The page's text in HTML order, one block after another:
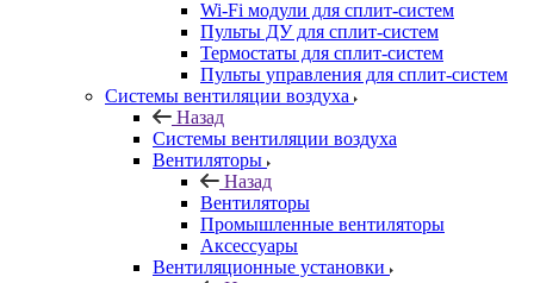
Wi-Fi модули для сплит-систем
Пульты ДУ для сплит-систем
Термостаты для сплит-систем
Пульты управления для сплит-систем
Системы вентиляции воздуха
Назад
Системы вентиляции воздуха
Вентиляторы
Назад
Вентиляторы
Промышленные вентиляторы
Аксессуары
Вентиляционные установки